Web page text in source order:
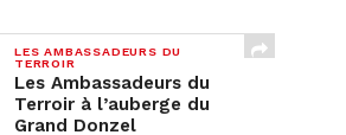
LES AMBASSADEURS DU
TERROIR
Les Ambassadeurs du
Terroir à l’auberge du
Grand Donzel